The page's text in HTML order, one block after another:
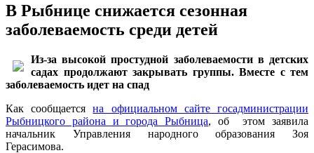
В Рыбнице снижается сезонная
заболеваемость среди детей
Из-за высокой простудной заболеваемости в детских
садах продолжают закрывать группы. Вместе с тем
заболеваемость идет на спад
Как сообщаетсяна официальном сайте госадминистрации
Рыбницкого района и города Рыбница, об этом заявила
начальник Управления народного образования Зоя
Герасимова.